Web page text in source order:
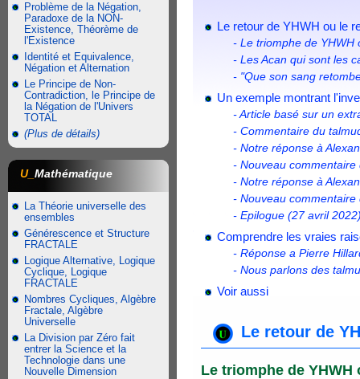
Problème de la Négation,
Paradoxe de la NON-
Existence, Théorème de
l'Existence
Identité et Equivalence,
Négation et Alternation
Le Principe de Non-
Contradiction, le Principe de
la Négation de l'Univers
TOTAL
(Plus de détails)
U_ Mathématique
La Théorie universelle des
ensembles
Générescence et Structure
FRACTALE
Logique Alternative, Logique
Cyclique, Logique
FRACTALE
Nombres Cycliques, Algèbre
Fractale, Algèbre
Universelle
La Division par Zéro fait
entrer la Science et la
Technologie dans une
Nouvelle Dimension
Le retour de YHWH ou le
- Le triomphe de YHWH
- Les Acan qui sont les
- "Que son sang
Un exemple montrant
- Article basé sur un
- Commentaire du
- Notre réponse à
- Nouveau
- Notre réponse à
- Nouveau
- Epilogue (27 avril
Comprendre les vraies
- Réponse a Pierre
- Nous parlons des
Voir aussi
Le retour de
Le triomphe de